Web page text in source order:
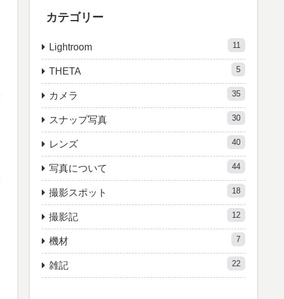
カテゴリー
Lightroom 11
THETA 5
カメラ 35
スナップ写真 30
レンズ 40
写真について 44
撮影スポット 18
撮影記 12
機材 7
雑記 22